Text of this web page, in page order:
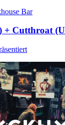
Bar
+ Cutthroat